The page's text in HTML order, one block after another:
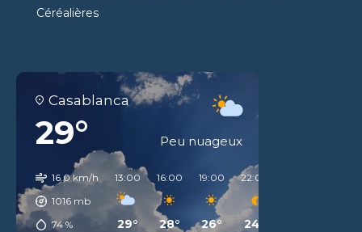
Céréalières
Casablanca
29° Peu nuageux
16.0 km/h
1016 mb
74 %
13:00
29°
16:00
28°
19:00
26°
22:00
24°